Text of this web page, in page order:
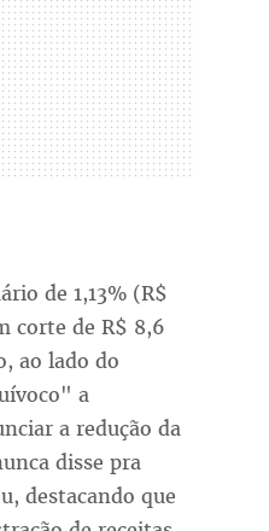
de 1,13% (R$
corte de R$ 8,6
ao lado do
a
a redução da
disse pra
destacando que